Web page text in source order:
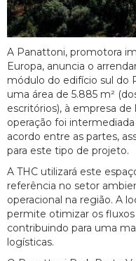
A Panattoni, promotora
Europa, anuncia o
módulo do edifício sul do
uma área de 5.885 m²
escritórios), à empresa
operação foi
acordo entre as partes,
para este tipo de projeto.
A THC utilizará este
referência no setor
operacional na região. A
permite otimizar os
contribuindo para uma
logísticas.